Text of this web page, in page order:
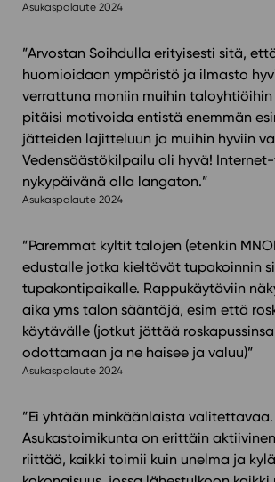
Asukaspalaute 2024
”Arvostan Soihdulla erityisesti sitä,
huomioidaan ympäristö ja ilmasto
verrattuna moniin muihin taloyhtiöihin
pitäisi motivoida entistä enemmän
jätteiden lajitteluun ja muihin hyviin
Vedensäästökilpailu oli hyvä!
nykypäivänä olla langaton.”
Asukaspalaute 2024
”Paremmat kyltit talojen (etenkin
edustalle jotka kieltävät tupakoinnin
tupakontipaikalle. Rappukäytäviin
aika yms talon sääntöjä, esim että
käytävälle (jotkut jättää
odottamaan ja ne haisee ja valuu)”
Asukaspalaute 2024
”Ei yhtään minkäänlaista valitettavaa.
Asukastoimikunta on erittäin
riittää, kaikki toimii kuin unelma ja